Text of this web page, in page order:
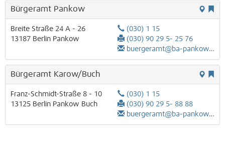
Bürgeramt Pankow
Breite Straße 24 A - 26
13187 Berlin Pankow
(030) 1 15
(030) 90 29 5- 25 76
buergeramt@ba-pankow.berlin.de
Bürgeramt Karow/Buch
Franz-Schmidt-Straße 8 - 10
13125 Berlin Pankow Buch
(030) 1 15
(030) 90 29 5- 88 88
buergeramt@ba-pankow.berlin.de